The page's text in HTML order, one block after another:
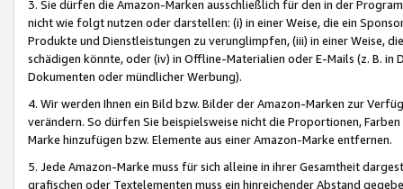
3. Sie dürfen die Amazon-Marken ausschließlich für den in der
nicht wie folgt nutzen oder darstellen: (i) in einer Weise, die ein
Produkte und Dienstleistungen zu verunglimpfen, (iii) in einer Weise,
schädigen könnte, oder (iv) in Offline-Materialien oder E-Mails (z. B. in
Dokumenten oder mündlicher Werbung).
4. Wir werden Ihnen ein Bild bzw. Bilder der Amazon-Marken zur
verändern. So dürfen Sie beispielsweise nicht die Proportionen,
Marke hinzufügen bzw. Elemente aus einer Amazon-Marke entfernen.
5. Jede Amazon-Marke muss für sich alleine in ihrer Gesamtheit
grafischen oder Textelementen muss ein hinreichender Abstand